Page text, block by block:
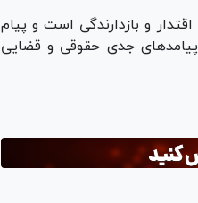
و بازدارندگی است و پیام
جدی حقوقی و قضایی